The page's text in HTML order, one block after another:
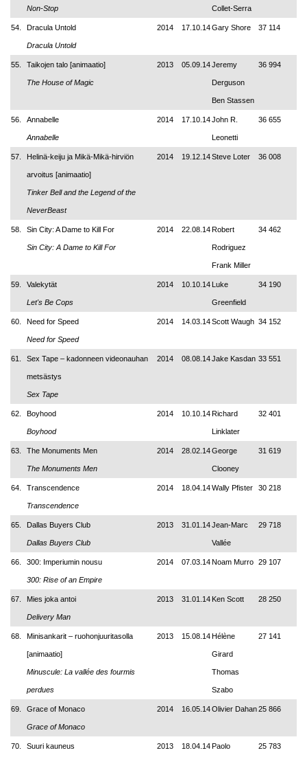
Non-Stop Collet-Serra
54. Dracula Untold
Dracula Untold
2014 17.10.14Gary Shore 37 114
55. Taikojen talo [animaatio]
The House of Magic
2013 05.09.14Jeremy
Derguson
Ben Stassen
36 994
56. Annabelle
Annabelle
2014 17.10.14John R.
Leonetti
36 655
57. Helinä-keiju ja Mikä-Mikä-hirviön
arvoitus [animaatio]
Tinker Bell and the Legend of the
NeverBeast
2014 19.12.14Steve Loter 36 008
58. Sin City: A Dame to Kill For
Sin City: A Dame to Kill For
2014 22.08.14Robert
Rodriguez
Frank Miller
34 462
59. Valekytät
Let's Be Cops
2014 10.10.14 Luke
Greenfield
34 190
60. Need for Speed
Need for Speed
2014 14.03.14Scott Waugh 34 152
61. Sex Tape – kadonneen videonauhan
metsästys
Sex Tape
2014 08.08.14Jake Kasdan 33 551
62. Boyhood
Boyhood
2014 10.10.14Richard
Linklater
32 401
63. The Monuments Men
The Monuments Men
2014 28.02.14George
Clooney
31 619
64. Transcendence
Transcendence
2014 18.04.14Wally Pfister 30 218
65. Dallas Buyers Club
Dallas Buyers Club
2013 31.01.14Jean-Marc
Vallée
29 718
66. 300: Imperiumin nousu
300: Rise of an Empire
2014 07.03.14Noam Murro 29 107
67. Mies joka antoi
Delivery Man
2013 31.01.14 Ken Scott 28 250
68. Minisankarit – ruohonjuuritasolla
[animaatio]
Minuscule: La vallée des fourmis
perdues
2013 15.08.14Hélène
Girard
Thomas
Szabo
27 141
69. Grace of Monaco
Grace of Monaco
2014 16.05.14Olivier Dahan25 866
70. Suuri kauneus 2013 18.04.14Paolo 25 783